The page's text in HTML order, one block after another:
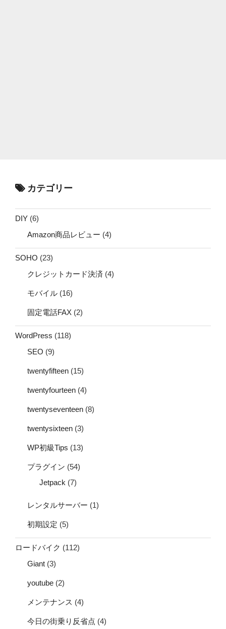
カテゴリー
DIY (6)
Amazon商品レビュー (4)
SOHO (23)
クレジットカード決済 (4)
モバイル (16)
固定電話FAX (2)
WordPress (118)
SEO (9)
twentyfifteen (15)
twentyfourteen (4)
twentyseventeen (8)
twentysixteen (3)
WP初級Tips (13)
プラグイン (54)
Jetpack (7)
レンタルサーバー (1)
初期設定 (5)
ロードバイク (112)
Giant (3)
youtube (2)
メンテナンス (4)
今日の街乗り反省点 (4)